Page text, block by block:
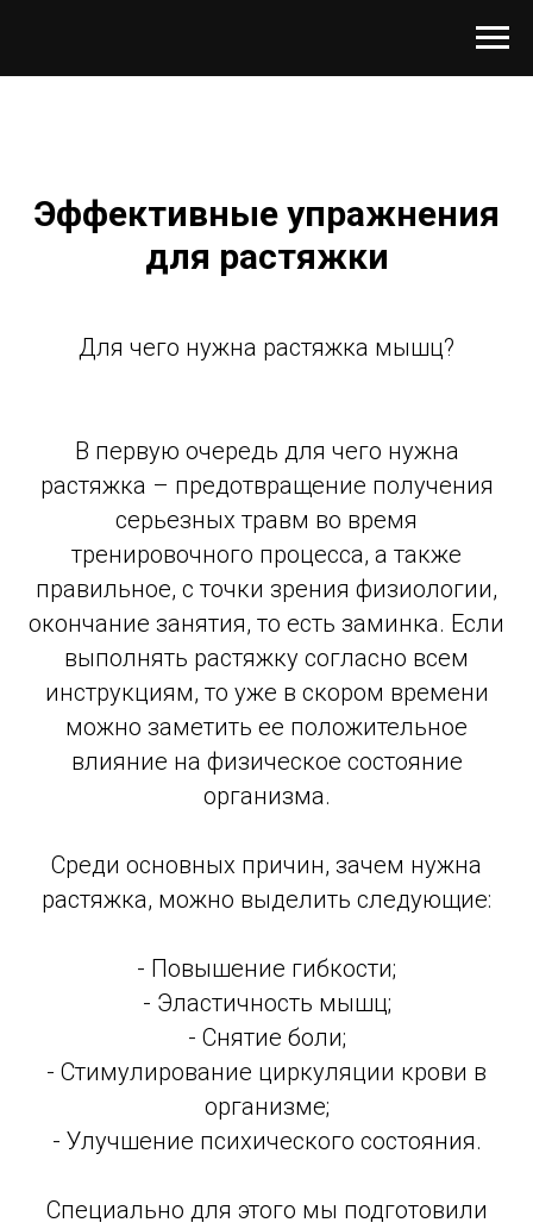
Эффективные упражнения
для растяжки
Для чего нужна растяжка мышц?
В первую очередь для чего нужна
растяжка – предотвращение получения
серьезных травм во время
тренировочного процесса, а также
правильное, с точки зрения физиологии,
окончание занятия, то есть заминка. Если
выполнять растяжку согласно всем
инструкциям, то уже в скором времени
можно заметить ее положительное
влияние на физическое состояние
организма.
Среди основных причин, зачем нужна
растяжка, можно выделить следующие:
- Повышение гибкости;
- Эластичность мышц;
- Снятие боли;
- Стимулирование циркуляции крови в
организме;
- Улучшение психического состояния.
Специально для этого мы подготовили